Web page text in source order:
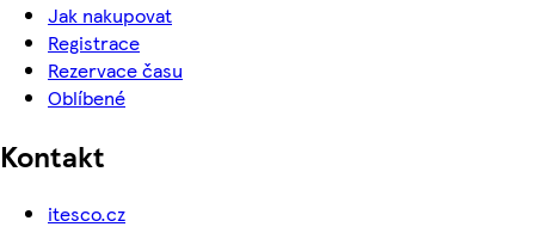
Jak nakupovat
Registrace
Rezervace času
Oblíbené
Kontakt
itesco.cz